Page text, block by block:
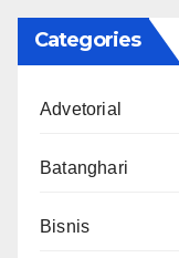
Categories
Advetorial
Batanghari
Bisnis